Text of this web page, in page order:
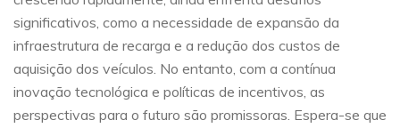
significativos, como a necessidade de expansão da
infraestrutura de recarga e a redução dos custos de
aquisição dos veículos. No entanto, com a contínua
inovação tecnológica e políticas de incentivos, as
perspectivas para o futuro são promissoras. Espera-se que